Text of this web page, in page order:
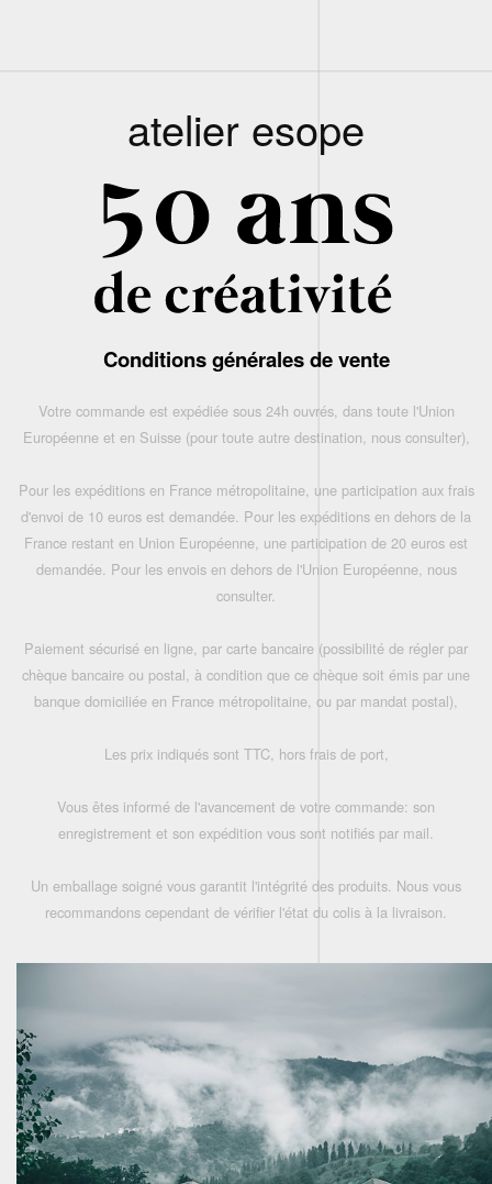
atelier esope
Conditions générales de vente
Votre commande est expédiée sous 24h ouvrés, dans toute l'Union
Européenne et en Suisse (pour toute autre destination, nous consulter),
Pour les expéditions en France métropolitaine, une participation aux frais
d'envoi de 10 euros est demandée. Pour les expéditions en dehors de la
France restant en Union Européenne, une participation de 20 euros est
demandée. Pour les envois en dehors de l'Union Européenne, nous
consulter.
Paiement sécurisé en ligne, par carte bancaire (possibilité de régler par
chèque bancaire ou postal, à condition que ce chèque soit émis par une
banque domiciliée en France métropolitaine, ou par mandat postal),
Les prix indiqués sont TTC, hors frais de port,
Vous êtes informé de l'avancement de votre commande: son
enregistrement et son expédition vous sont notifiés par mail.
Un emballage soigné vous garantit l'intégrité des produits. Nous vous
recommandons cependant de vérifier l'état du colis à la livraison.